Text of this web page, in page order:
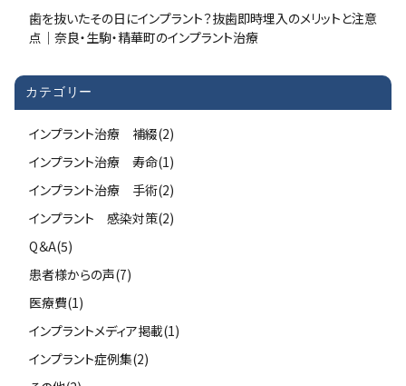
歯を抜いたその日にインプラント？抜歯即時埋入のメリットと注意
点｜奈良・生駒・精華町のインプラント治療
カテゴリー
インプラント治療 補綴(2)
インプラント治療 寿命(1)
インプラント治療 手術(2)
インプラント 感染対策(2)
Q＆A(5)
患者様からの声(7)
医療費(1)
インプラントメディア掲載(1)
インプラント症例集(2)